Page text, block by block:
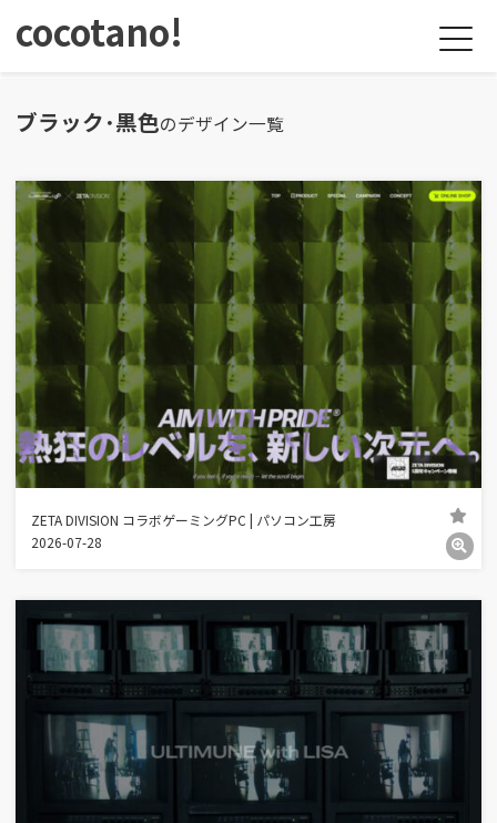
cocotano!
ブラック･黒色のデザイン一覧
ZETA DIVISION コラボゲーミングPC | パソコン工房
2026-07-28